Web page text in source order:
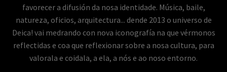
favorecer a difusión da nosa identidade. Música, baile,
natureza, oficios, arquitectura... dende 2013 o universo de
Deica! vai medrando con nova iconografía na que vérmonos
reflectidas e coa que reflexionar sobre a nosa cultura, para
valorala e coidala, a ela, a nós e ao noso entorno.